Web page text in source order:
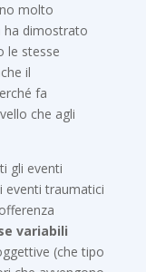
molto
ha dimostrato
le stesse
il
fa
che agli
gli eventi
eventi traumatici
variabili
(che tipo